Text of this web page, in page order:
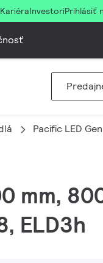
KariéraInvestoriPrihlásiť
Pacific LED
mm,
ELD3h